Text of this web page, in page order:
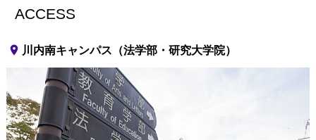
ACCESS
place 川内南キャンパス（法学部・研究大学院）